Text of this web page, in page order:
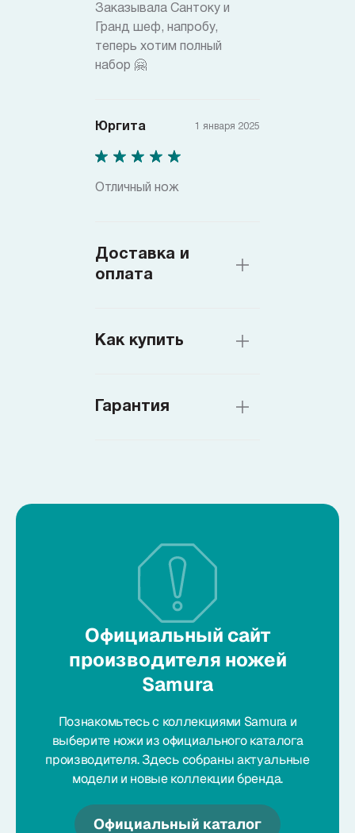
Заказывала Сантоку и
Гранд шеф, напробу,
теперь хотим полный
набор 🤗
Юргита 1 января 2025
Отличный нож
Доставка и
оплата
Как купить
Гарантия
Официальный сайт
производителя ножей
Samura
Познакомьтесь с коллекциями Samura и
выберите ножи из официального каталога
производителя. Здесь собраны актуальные
модели и новые коллекции бренда.
Официальный каталог